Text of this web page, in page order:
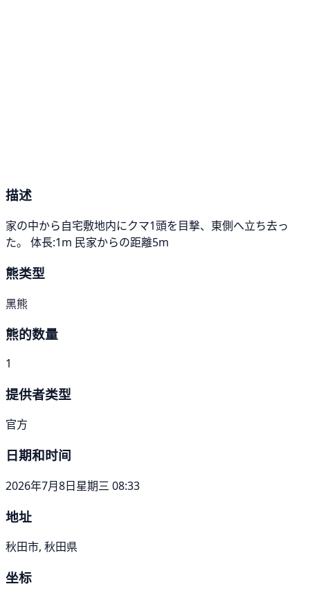
描述
家の中から自宅敷地内にクマ1頭を目撃、東側へ立ち去っ
た。 体長:1m 民家からの距離5m
熊类型
黑熊
熊的数量
1
提供者类型
官方
日期和时间
2026年7月8日星期三 08:33
地址
秋田市, 秋田県
坐标